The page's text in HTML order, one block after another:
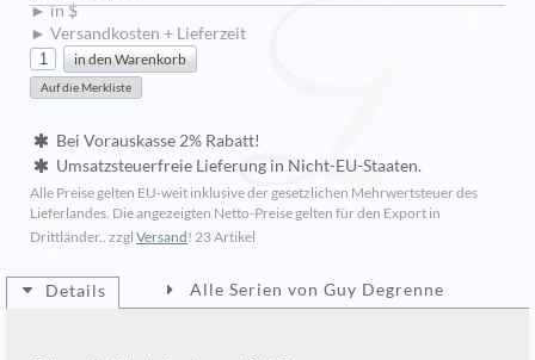
► in $
► Versandkosten + Lieferzeit
Bei Vorauskasse 2% Rabatt!
Umsatzsteuerfreie Lieferung in Nicht-EU-Staaten.
Alle Preise gelten EU-weit inklusive der gesetzlichen Mehrwertsteuer des
Lieferlandes. Die angezeigten Netto-Preise gelten für den Export in
Drittländer.. zzgl Versand! 23 Artikel
Details Alle Serien von Guy Degrenne